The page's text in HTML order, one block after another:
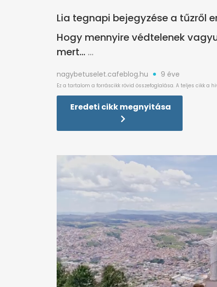
Lia tegnapi bejegyzése a tűzről
Hogy mennyire védtelenek
mert...
nagybetuselet.cafeblog.hu 9 éve
Eredeti cikk megnyitása